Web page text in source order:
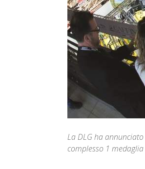
La DLG ha
complesso 1 medaglia